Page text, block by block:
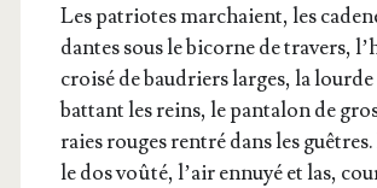
Les patriotes mar­chaient, les
dantes sous le bicorne de tra­vers,
croi­sé de bau­driers larges, la
bat­tant les reins, le pan­ta­lon de
raies rouges ren­tré dans les
le dos voû­té, l’air ennuyé et las,